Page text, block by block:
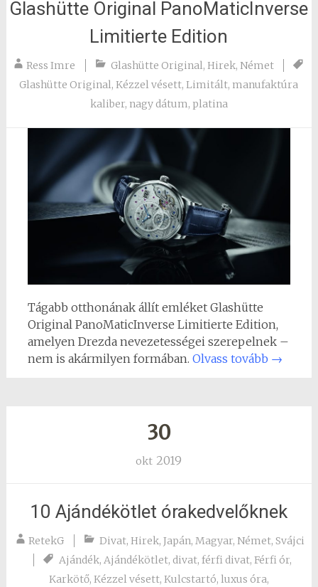
Glashütte Original PanoMaticInverse
Limitierte Edition
Ress Imre Glashütte Original,Hirek, Német
Glashütte Original,Kézzel vésett,Limitált, manufaktúra
kaliber, nagy dátum, platina
Tágabb otthonának állít emléket Glashütte
Original PanoMaticInverse Limitierte Edition,
amelyen Drezda nevezetességei szerepelnek –
nem is akármilyen formában. Olvass tovább →
30
okt 2019
10 Ajándékötlet órakedvelőknek
RetekG Divat,Hirek,Japán,Magyar, Német,Svájci
Ajándék, Ajándékötlet, divat, férfi divat, Férfi ór,
Karkötő, Kézzel vésett, Kulcstartó, luxus óra,